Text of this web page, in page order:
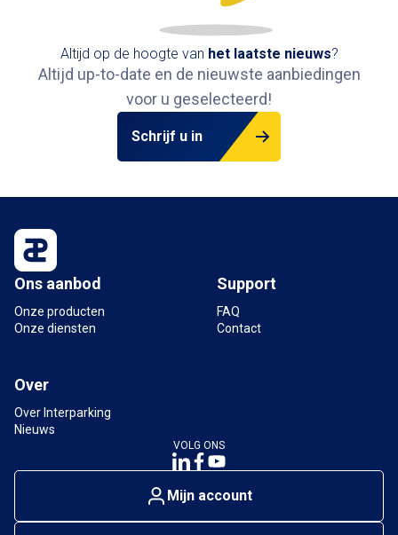
Altijd op de hoogte van het laatste nieuws?
Altijd up-to-date en de nieuwste aanbiedingen
voor u geselecteerd!
Schrijf u in
Ons aanbod
Onze producten
Onze diensten
Support
FAQ
Contact
Over
Over Interparking
Nieuws
VOLG ONS
Mijn account